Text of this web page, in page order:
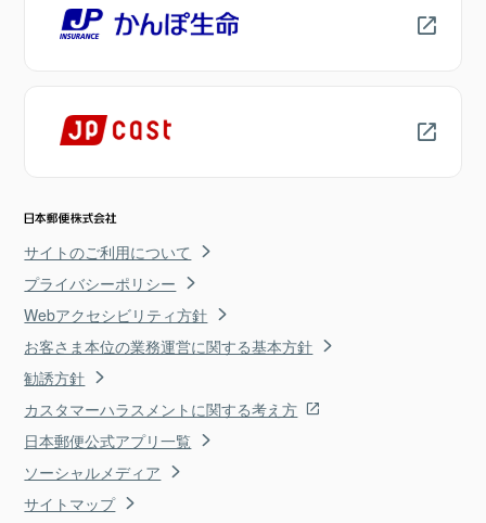
サイトのご利用について
プライバシーポリシー
Webアクセシビリティ方針
お客さま本位の業務運営に関する基本方針
勧誘方針
カスタマーハラスメントに関する考え方
日本郵便公式アプリ一覧
ソーシャルメディア
サイトマップ